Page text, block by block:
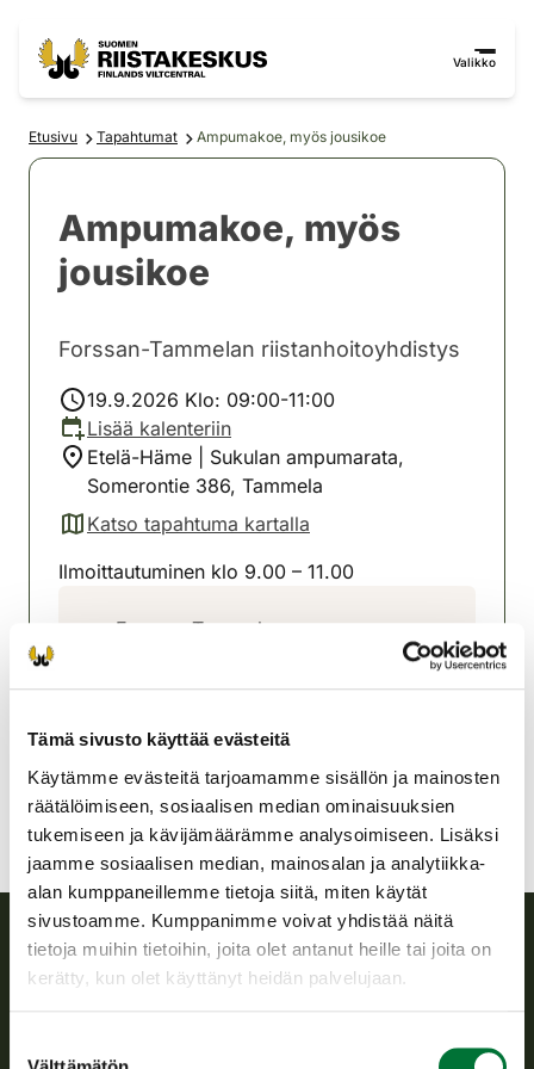
Tämä sivusto käyttää evästeitä
Käytämme evästeitä tarjoamamme sisällön ja mainosten
räätälöimiseen, sosiaalisen median ominaisuuksien
tukemiseen ja kävijämäärämme analysoimiseen. Lisäksi
jaamme sosiaalisen median, mainosalan ja analytiikka-
alan kumppaneillemme tietoja siitä, miten käytät
sivustoamme. Kumppanimme voivat yhdistää näitä
tietoja muihin tietoihin, joita olet antanut heille tai joita on
kerätty, kun olet käyttänyt heidän palvelujaan.
Valikko
Etusivu Tapahtumat Ampumakoe, myös jousikoe
Ampumakoe, myös
jousikoe
Forssan-Tammelan riistanhoitoyhdistys
19.9.2026 Klo: 09:00-11:00
Lisää kalenteriin
Etelä-Häme | Sukulan ampumarata,
Somerontie 386, Tammela
Katso tapahtuma kartalla
(avautuu uuteen välilehteen)
Ilmoittautuminen klo 9.00 – 11.00
Forssan-Tammelan
Etelä-Häme
forssa-tammela@rhy.riista.fi
Suomen riistakeskus
riistanhoitoyhdistysten toimintaa ja huolehtii riistapolitiikan